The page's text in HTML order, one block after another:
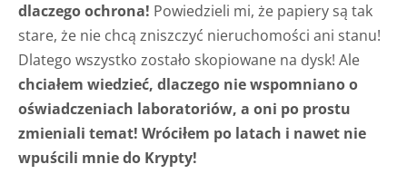
dlaczego ochrona! Powiedzieli mi, że papiery są tak
stare, że nie chcą zniszczyć nieruchomości ani stanu!
Dlatego wszystko zostało skopiowane na dysk! Ale
chciałem wiedzieć, dlaczego nie wspomniano o
oświadczeniach laboratoriów, a oni po prostu
zmieniali temat! Wróciłem po latach i nawet nie
wpuścili mnie do Krypty!